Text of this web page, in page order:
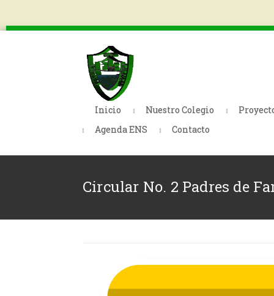
Inicio Nuestro Colegio
Agenda ENS
Contacto
Circular No. 2 Padres de